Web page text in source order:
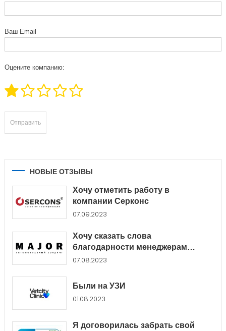
Ваш Email
Оцените компанию:
НОВЫЕ ОТЗЫВЫ
Хочу отметить работу в
компании Серконс
07.09.2023
Хочу сказать слова
благодарности менеджерам
Major...
07.08.2023
Были на УЗИ
01.08.2023
Я договорилась забрать свой